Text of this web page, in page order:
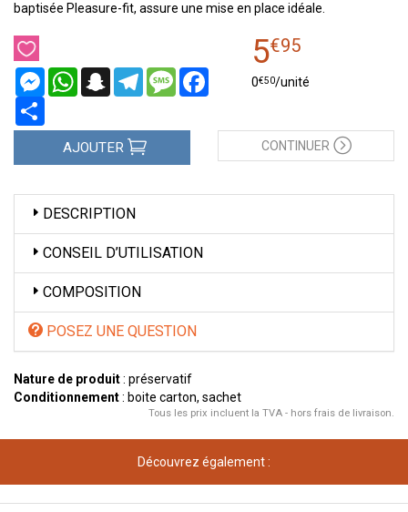
baptisée Pleasure-fit, assure une mise en place idéale.
MessengerWhatsAppSnapchatTelegramMessageFacebook
5€95
0€50/unité
AJOUTER CONTINUER
DESCRIPTION
CONSEIL D’UTILISATION
COMPOSITION
POSEZ UNE QUESTION
Nature de produit: préservatif
Conditionnement: boite carton, sachet
Tous les prix incluent la TVA - hors frais de livraison.
Découvrez également :